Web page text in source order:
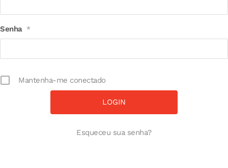
Senha *
Mantenha-me conectado
Esqueceu sua senha?